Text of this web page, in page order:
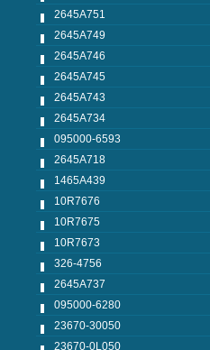
2645A751
2645A749
2645A746
2645A745
2645A743
2645A734
095000-6593
2645A718
1465A439
10R7676
10R7675
10R7673
326-4756
2645A737
095000-6280
23670-30050
23670-0L050